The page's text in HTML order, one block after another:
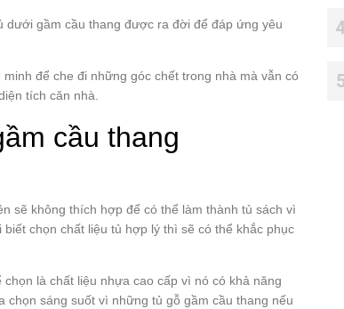
dưới gầm cầu thang được ra đời để đáp ứng yêu
để che đi những góc chết trong nhà mà vẫn có
tích căn nhà.
cầu thang
sẽ không thích hợp để có thể làm thành tủ sách vì
chọn chất liệu tủ hợp lý thì sẽ có thể khắc phục
là chất liệu nhựa cao cấp vì nó có khả năng
sáng suốt vì những tủ gỗ gầm cầu thang nếu
4